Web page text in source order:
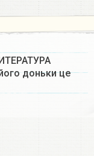
доньки це